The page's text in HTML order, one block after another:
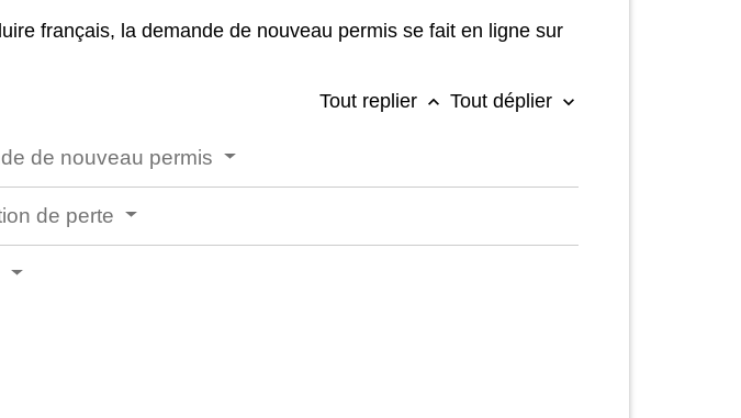
français, la demande de nouveau permis se fait en ligne sur
Tout replier keyboard_arrow_up Tout déplier keyboard_arrow_down
de nouveau permis
de perte